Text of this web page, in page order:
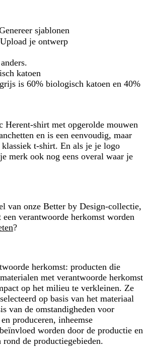
sjablonen
Upload je ontwerp
katoen
is 60% biologisch katoen en 40%
shirt met opgerolde mouwen
en is een eenvoudig, maar
t-shirt. En als je je logo
merk ook nog eens overal waar je
van onze Better by Design-collectie,
verantwoorde herkomst worden
?
herkomst: producten die
met verantwoorde herkomst
op het milieu te verkleinen. Ze
op basis van het materiaal
van de omstandigheden voor
produceren, inheemse
worden door de productie en
de productiegebieden.